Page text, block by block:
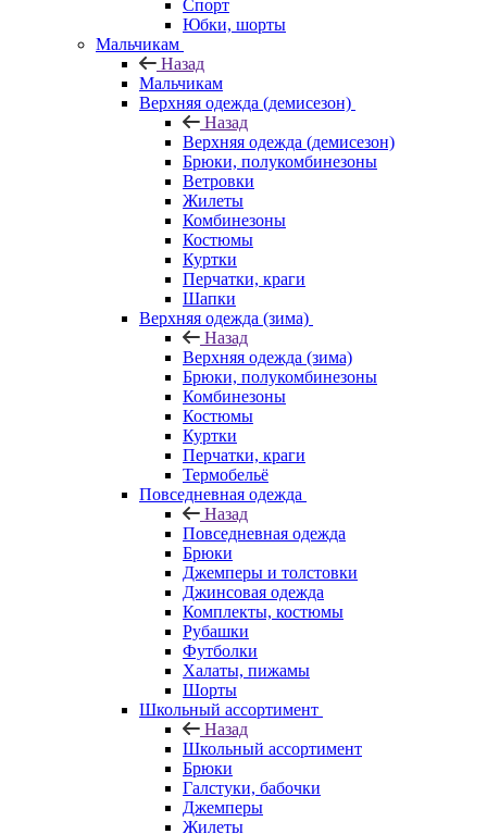
Спорт
Юбки, шорты
Мальчикам
Назад
Мальчикам
Верхняя одежда (демисезон)
Назад
Верхняя одежда (демисезон)
Брюки, полукомбинезоны
Ветровки
Жилеты
Комбинезоны
Костюмы
Куртки
Перчатки, краги
Шапки
Верхняя одежда (зима)
Назад
Верхняя одежда (зима)
Брюки, полукомбинезоны
Комбинезоны
Костюмы
Куртки
Перчатки, краги
Термобельё
Повседневная одежда
Назад
Повседневная одежда
Брюки
Джемперы и толстовки
Джинсовая одежда
Комплекты, костюмы
Рубашки
Футболки
Халаты, пижамы
Шорты
Школьный ассортимент
Назад
Школьный ассортимент
Брюки
Галстуки, бабочки
Джемперы
Жилеты